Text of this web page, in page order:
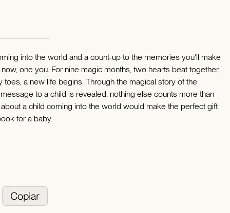
into the world and a count-up to the memories you'll make
one you. For nine magic months, two hearts beat together,
toes, a new life begins. Through the magical story of the
to a child is revealed: nothing else counts more than
a child coming into the world would make the perfect gift
for a baby.